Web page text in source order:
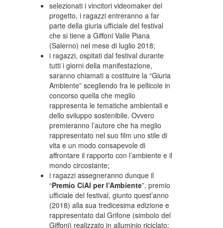
selezionati i vincitori videomaker del
progetto, i ragazzi entreranno a far
parte della giuria ufficiale del festival
che si tiene a Giffoni Valle Piana
(Salerno) nel mese di luglio 2018;
i ragazzi, ospitati dal festival durante
tutti i giorni della manifestazione,
saranno chiamati a costituire la “Giuria
Ambiente” scegliendo fra le pellicole in
concorso quella che meglio
rappresenta le tematiche ambientali e
dello sviluppo sostenibile. Ovvero
premieranno l’autore che ha meglio
rappresentato nel suo film uno stile di
vita e un modo consapevole di
affrontare il rapporto con l’ambiente e il
mondo circostante;
i ragazzi assegneranno dunque il
“Premio CiAl per l’Ambiente”, premio
ufficiale del festival, giunto quest’anno
(2018) alla sua tredicesima edizione e
rappresentato dal Grifone (simbolo del
Giffoni) realizzato in alluminio riciclato;